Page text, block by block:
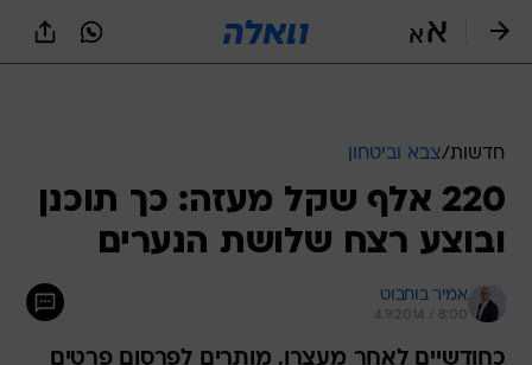
220 אלף שקל מעזה: כך תוכנן
ובוצע רצח שלושת הנערים
אמיר בוחבוט
4.9.2014 / 8:00
כחודשיים לאחר מעצרו, מותרים לפרסום פרטים
מחקירתו של חוסאם אל-קוואסמה, שפיקד מרחוק
על החטיפה והרצח. מהחקירה עלה כי הוא גייס